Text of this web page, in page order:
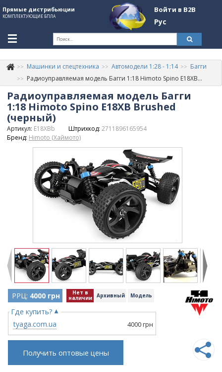
Прямые дистрибьюции
КОМПЛЕКТУЮЩИЕ БПЛА
Войти в B2B
Рус
+380507774092
Информация о компании
About Company
Обзоры
Войти в B2B
Машинки и спецтехника Автомодели 1:28 - 1:14
Багги
Радиоуправляемая модель Багги 1:18 Himoto Spino E18XB Brushed (черный)
Радиоуправляемая модель Багги
1:18 Himoto Spino E18XB Brushed
(черный)
Артикул: E18XBb Штрихкод: 2711896165954
Бренд: Himoto (Хаймото)
РРЦ: 4000 грн Нет в
наличии Архивный Модель
Где купить?
tyaga.com.ua 4000 грн
Получить оптовые цены